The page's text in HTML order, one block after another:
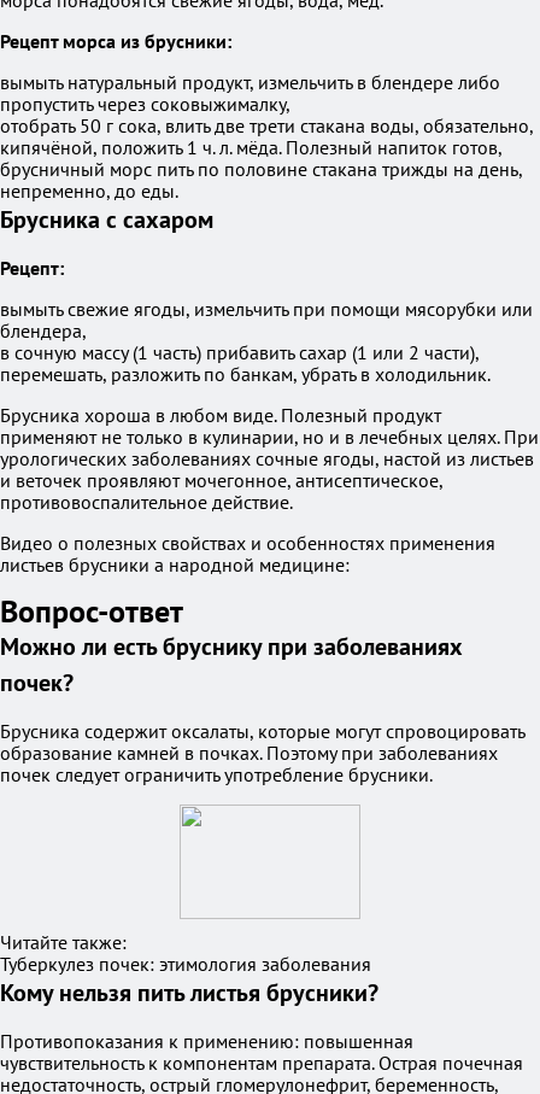
Рецепт морса из брусники:
вымыть натуральный продукт, измельчить в блендере либо
пропустить через соковыжималку,
отобрать 50 г сока, влить две трети стакана воды, обязательно,
кипячёной, положить 1 ч. л. мёда. Полезный напиток готов,
брусничный морс пить по половине стакана трижды на день,
непременно, до еды.
Брусника с сахаром
Рецепт:
вымыть свежие ягоды, измельчить при помощи мясорубки или
блендера,
в сочную массу (1 часть) прибавить сахар (1 или 2 части),
перемешать, разложить по банкам, убрать в холодильник.
Брусника хороша в любом виде. Полезный продукт
применяют не только в кулинарии, но и в лечебных целях. При
урологических заболеваниях сочные ягоды, настой из листьев
и веточек проявляют мочегонное, антисептическое,
противовоспалительное действие.
Видео о полезных свойствах и особенностях применения
листьев брусники а народной медицине:
Вопрос-ответ
Можно ли есть бруснику при заболеваниях
почек?
Брусника содержит оксалаты, которые могут спровоцировать
образование камней в почках. Поэтому при заболеваниях
почек следует ограничить употребление брусники.
Читайте также:
Туберкулез почек: этимология заболевания
Кому нельзя пить листья брусники?
Противопоказания к применению: повышенная
чувствительность к компонентам препарата. Острая почечная
недостаточность, острый гломерулонефрит, беременность,